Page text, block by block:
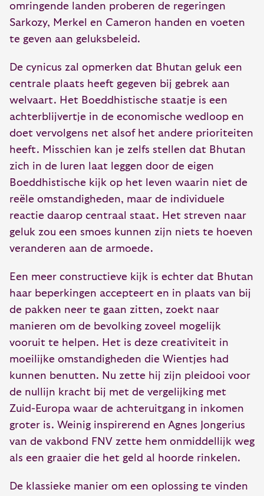
omringende landen proberen de regeringen
Sarkozy, Merkel en Cameron handen en voeten
te geven aan geluksbeleid.
De cynicus zal opmerken dat Bhutan geluk een
centrale plaats heeft gegeven bij gebrek aan
welvaart. Het Boeddhistische staatje is een
achterblijvertje in de economische wedloop en
doet vervolgens net alsof het andere prioriteiten
heeft. Misschien kan je zelfs stellen dat Bhutan
zich in de luren laat leggen door de eigen
Boeddhistische kijk op het leven waarin niet de
reële omstandigheden, maar de individuele
reactie daarop centraal staat. Het streven naar
geluk zou een smoes kunnen zijn niets te hoeven
veranderen aan de armoede.
Een meer constructieve kijk is echter dat Bhutan
haar beperkingen accepteert en in plaats van bij
de pakken neer te gaan zitten, zoekt naar
manieren om de bevolking zoveel mogelijk
vooruit te helpen. Het is deze creativiteit in
moeilijke omstandigheden die Wientjes had
kunnen benutten. Nu zette hij zijn pleidooi voor
de nullijn kracht bij met de vergelijking met
Zuid-Europa waar de achteruitgang in inkomen
groter is. Weinig inspirerend en Agnes Jongerius
van de vakbond FNV zette hem onmiddellijk weg
als een graaier die het geld al hoorde rinkelen.
De klassieke manier om een oplossing te vinden